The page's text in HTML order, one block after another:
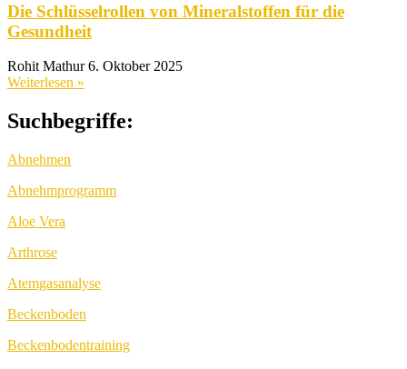
Die Schlüsselrollen von Mineralstoffen für die
Gesundheit
Rohit Mathur6. Oktober 2025
Weiterlesen »
Suchbegriffe:
Abnehmen
Abnehmprogramm
Aloe Vera
Arthrose
Atemgasanalyse
Beckenboden
Beckenbodentraining